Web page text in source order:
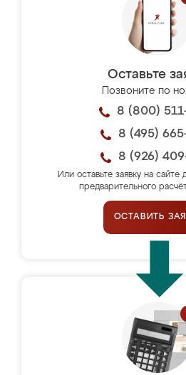
Оставьте
Позвоните по
8 (800)
8 (495)
8 (926)
Или оставьте заявку на сайте
предварительного
ОСТАВИТЬ